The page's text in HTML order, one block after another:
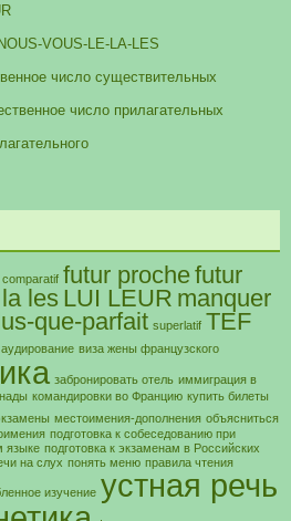
VOUS-LE-LA-LES
число существительных
число прилагательных
comparatif futur prochefutur
les LUI LEUR manquer
que-parfait superlatif TEF
аудирование виза жены французского
забронировать отель иммиграция в
командировки во Францию купить билеты
местоимения-дополнения объясниться
подготовка к собеседованию при
языке подготовка к экзаменам в Российских
на слух понять меню правила чтения
изучение устная речь